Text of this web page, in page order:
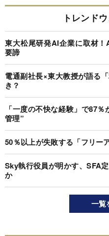
トレンド
東大松尾研発AI企業に取材
要諦
電通副社長×東大教授が語る
き？
「一度の不快な経験」で87
管理”
50％以上が失敗する「フリー
Sky執行役員が明かす、SFA
か
一覧